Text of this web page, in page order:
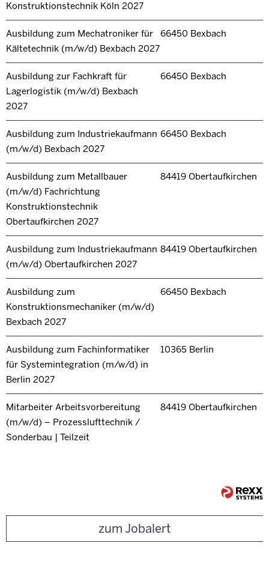
Konstruktionstechnik Köln 2027
Ausbildung zum Mechatroniker für
Kältetechnik (m/w/d) Bexbach 2027
66450 Bexbach
Ausbildung zur Fachkraft für
Lagerlogistik (m/w/d) Bexbach
2027
66450 Bexbach
Ausbildung zum Industriekaufmann
(m/w/d) Bexbach 2027
66450 Bexbach
Ausbildung zum Metallbauer
(m/w/d) Fachrichtung
Konstruktionstechnik
Obertaufkirchen 2027
84419 Obertaufkirchen
Ausbildung zum Industriekaufmann
(m/w/d) Obertaufkirchen 2027
84419 Obertaufkirchen
Ausbildung zum
Konstruktionsmechaniker (m/w/d)
Bexbach 2027
66450 Bexbach
Ausbildung zum Fachinformatiker
für Systemintegration (m/w/d) in
Berlin 2027
10365 Berlin
Mitarbeiter Arbeitsvorbereitung
(m/w/d) – Prozesslufttechnik /
Sonderbau | Teilzeit
84419 Obertaufkirchen
zum Jobalert